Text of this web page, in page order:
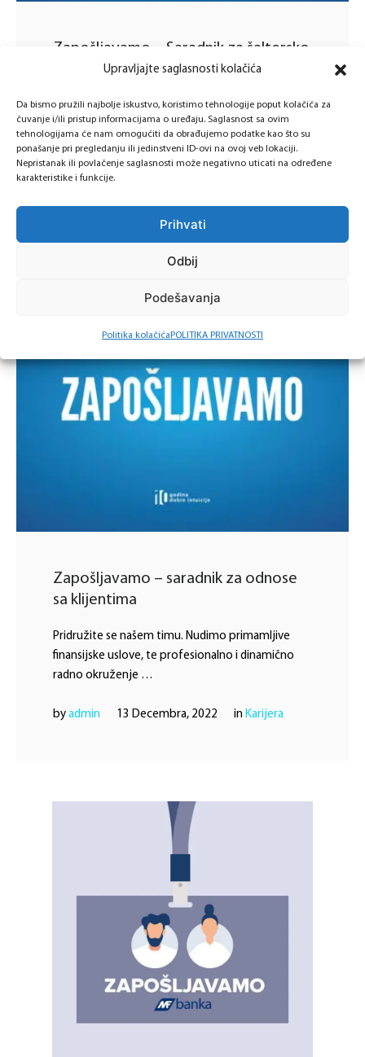
Upravljajte saglasnosti kolačića
Da bismo pružili najbolje iskustvo, koristimo tehnologije poput kolačića za
čuvanje i/ili pristup informacijama o uređaju. Saglasnost sa ovim
tehnologijama će nam omogućiti da obrađujemo podatke kao što su
ponašanje pri pregledanju ili jedinstveni ID-ovi na ovoj veb lokaciji.
Nepristanak ili povlačenje saglasnosti može negativno uticati na određene
karakteristike i funkcije.
Prihvati
Odbij
Podešavanja
Politika kolačićaPOLITIKA PRIVATNOSTI
Zapošljavamo – Saradnik za šaltersko
poslovanje
Pridružite se našem timu. Nudimo primamljive
finansijske uslove, te profesionalno i dinamično
radno okruženje …
by admin
Zapošljavamo – saradnik za odnose
sa klijentima
Pridružite se našem timu. Nudimo primamljive
finansijske uslove, te profesionalno i dinamično
radno okruženje …
by admin 13 Decembra, 2022 in Karijera